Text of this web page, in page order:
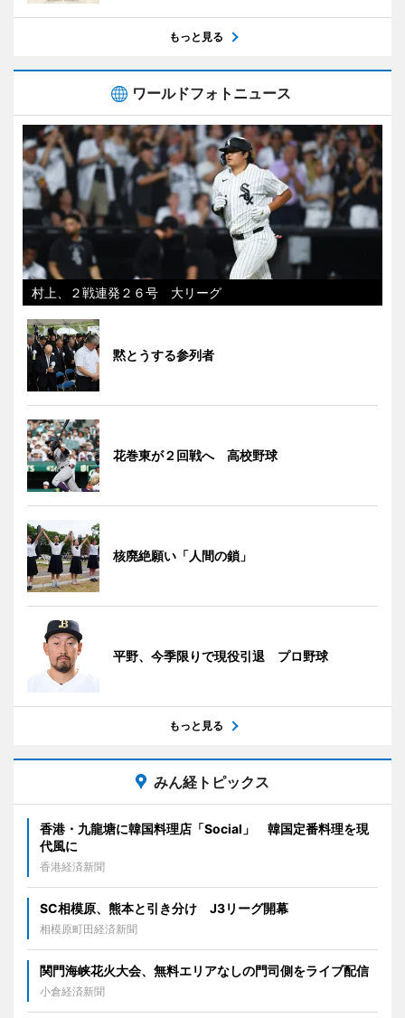
もっと見る
ワールドフォトニュース
村上、２戦連発２６号 大リーグ
黙とうする参列者
花巻東が２回戦へ 高校野球
核廃絶願い「人間の鎖」
平野、今季限りで現役引退 プロ野球
もっと見る
みん経トピックス
香港・九龍塘に韓国料理店「Social」 韓国定番料理を現
代風に
香港経済新聞
SC相模原、熊本と引き分け J3リーグ開幕
相模原町田経済新聞
関門海峡花火大会、無料エリアなしの門司側をライブ配信
小倉経済新聞